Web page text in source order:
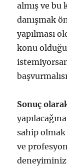
almış ve
danışmak
yapılması
konu
Sonuç
sahip
ve